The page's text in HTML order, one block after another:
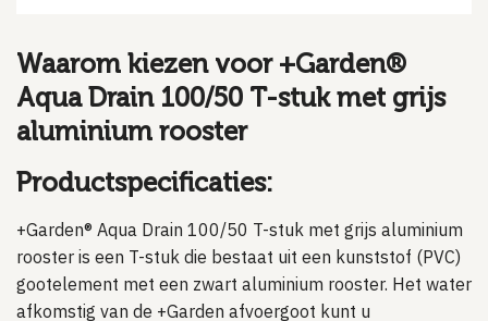
Waarom kiezen voor +Garden®
Aqua Drain 100/50 T-stuk met grijs
aluminium rooster
Productspecificaties:
+Garden® Aqua Drain 100/50 T-stuk met grijs aluminium
rooster is een T-stuk die bestaat uit een kunststof (PVC)
gootelement met een zwart aluminium rooster. Het water
afkomstig van de +Garden afvoergoot kunt u